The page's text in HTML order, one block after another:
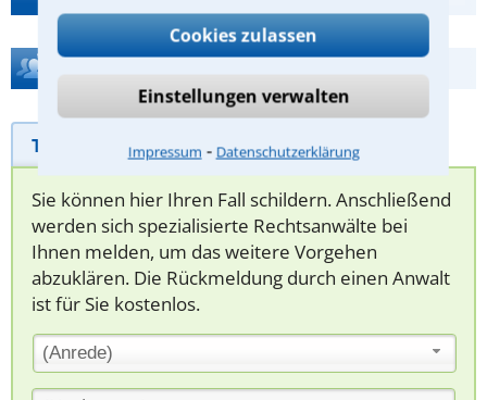
Cookies zulassen
Einstellungen verwalten
Impressum ⁃ Datenschutzerklärung
Telefonhilfe Beratungsanfrage
Sie können hier Ihren Fall schildern. Anschließend
werden sich spezialisierte Rechtsanwälte bei
Ihnen melden, um das weitere Vorgehen
abzuklären. Die Rückmeldung durch einen Anwalt
ist für Sie kostenlos.
(Anrede)